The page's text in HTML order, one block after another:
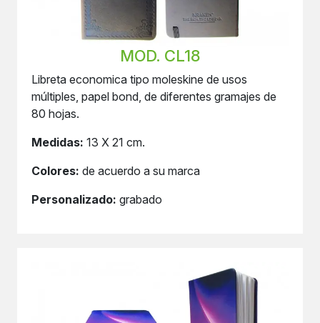
MOD. CL18
Libreta economica tipo moleskine de usos
múltiples, papel bond, de diferentes gramajes de
80 hojas.
Medidas: 13 X 21 cm.
Colores: de acuerdo a su marca
Personalizado: grabado